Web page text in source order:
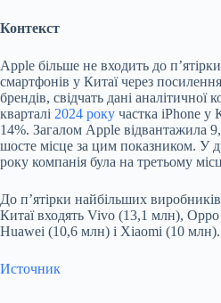
Контекст
Apple більше не входить до
смартфонів у Китаї через
брендів, свідчать дані аналітичної
кварталі 2024 року частка iPhone у
14%. Загалом Apple відвантажила
шосте місце за цим показником. У
року компанія була на третьому
До пʼятірки найбільших
Китаї входять Vivo (13,1 млн),
Huawei (10,6 млн) і Xiaomi (10 млн).
Источник